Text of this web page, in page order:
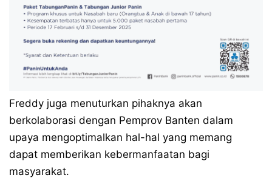
Freddy juga menuturkan pihaknya akan
berkolaborasi dengan Pemprov Banten dalam
upaya mengoptimalkan hal-hal yang memang
dapat memberikan kebermanfaatan bagi
masyarakat.